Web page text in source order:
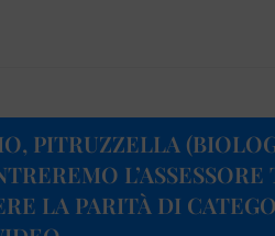
PITRUZZELLA
L’ASSESSORE
LA PARITÀ DI